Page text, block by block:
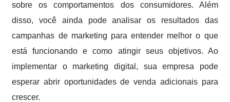
sobre os comportamentos dos consumidores. Além
disso, você ainda pode analisar os resultados das
campanhas de marketing para entender melhor o que
está funcionando e como atingir seus objetivos. Ao
implementar o marketing digital, sua empresa pode
esperar abrir oportunidades de venda adicionais para
crescer.